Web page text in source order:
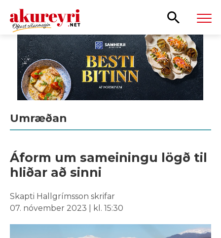
Leita
Umræðan
Áform um sameiningu lögð til
hliðar að sinni
Skapti Hallgrímsson skrifar
07. nóvember 2023 | kl. 15:30